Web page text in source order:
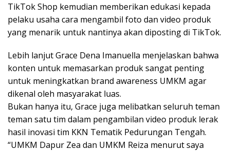
TikTok Shop kemudian memberikan edukasi kepada
pelaku usaha cara mengambil foto dan video produk
yang menarik untuk nantinya akan diposting di TikTok.
Lebih lanjut Grace Dena Imanuella menjelaskan bahwa
konten untuk memasarkan produk sangat penting
untuk meningkatkan brand awareness UMKM agar
dikenal oleh masyarakat luas.
Bukan hanya itu, Grace juga melibatkan seluruh teman
teman satu tim dalam pengambilan video produk lerak
hasil inovasi tim KKN Tematik Pedurungan Tengah.
“UMKM Dapur Zea dan UMKM Reiza menurut saya